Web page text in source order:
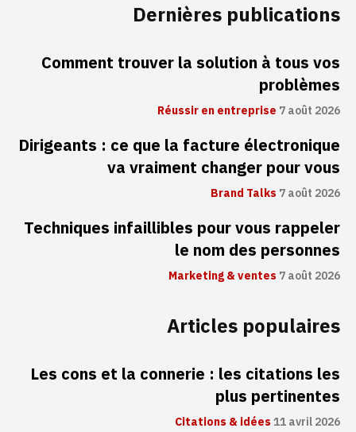
Dernières publications
Comment trouver la solution à tous vos
problèmes
Réussir en entreprise 7 août 2026
Dirigeants : ce que la facture électronique
va vraiment changer pour vous
Brand Talks7 août 2026
Techniques infaillibles pour vous rappeler
le nom des personnes
Marketing & ventes7 août 2026
Articles populaires
Les cons et la connerie : les citations les
plus pertinentes
Citations & idées11 avril 2026